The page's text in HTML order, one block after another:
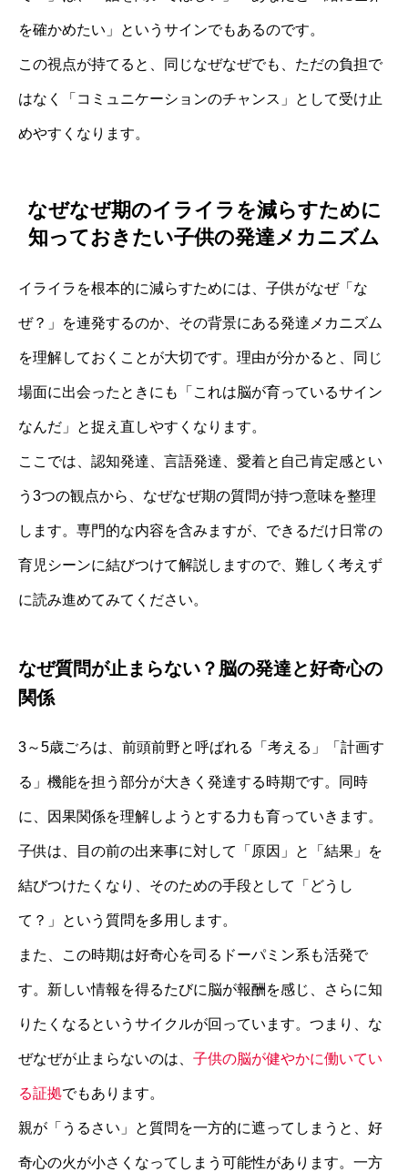
を確かめたい」というサインでもあるのです。
この視点が持てると、同じなぜなぜでも、ただの負担で
はなく「コミュニケーションのチャンス」として受け止
めやすくなります。
なぜなぜ期のイライラを減らすために
知っておきたい子供の発達メカニズム
イライラを根本的に減らすためには、子供がなぜ「な
ぜ？」を連発するのか、その背景にある発達メカニズム
を理解しておくことが大切です。理由が分かると、同じ
場面に出会ったときにも「これは脳が育っているサイン
なんだ」と捉え直しやすくなります。
ここでは、認知発達、言語発達、愛着と自己肯定感とい
う3つの観点から、なぜなぜ期の質問が持つ意味を整理
します。専門的な内容を含みますが、できるだけ日常の
育児シーンに結びつけて解説しますので、難しく考えず
に読み進めてみてください。
なぜ質問が止まらない？脳の発達と好奇心の
関係
3～5歳ごろは、前頭前野と呼ばれる「考える」「計画す
る」機能を担う部分が大きく発達する時期です。同時
に、因果関係を理解しようとする力も育っていきます。
子供は、目の前の出来事に対して「原因」と「結果」を
結びつけたくなり、そのための手段として「どうし
て？」という質問を多用します。
また、この時期は好奇心を司るドーパミン系も活発で
す。新しい情報を得るたびに脳が報酬を感じ、さらに知
りたくなるというサイクルが回っています。つまり、な
ぜなぜが止まらないのは、 子供の脳が健やかに働いてい
る証拠でもあります。
親が「うるさい」と質問を一方的に遮ってしまうと、好
奇心の火が小さくなってしまう可能性があります。一方